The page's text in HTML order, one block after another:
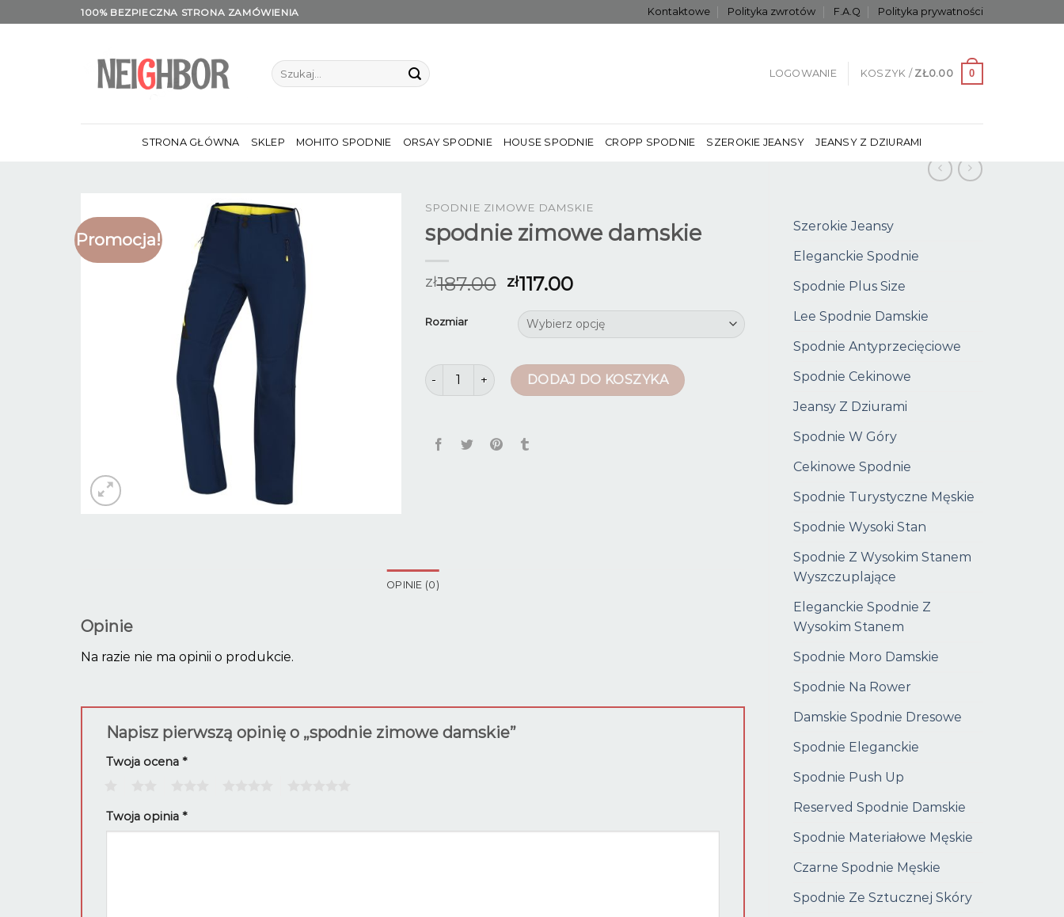
to
100% BEZPIECZNA STRONA ZAMÓWIENIA Kontaktowe Polityka zwrotów F.A.Q Polityka prywatności
Szukaj:
LOGOWANIE KOSZYK / ZŁ0.00 0
STRONA GŁÓWNA SKLEP MOHITO SPODNIE ORSAY SPODNIE HOUSE SPODNIE CROPP SPODNIE SZEROKIE JEANSY JEANSY Z DZIURAMI
Szerokie Jeansy
Eleganckie Spodnie
Spodnie Plus Size
Lee Spodnie Damskie
Spodnie Antyprzecięciowe
Spodnie Cekinowe
Jeansy Z Dziurami
Spodnie W Góry
Cekinowe Spodnie
Spodnie Turystyczne Męskie
Spodnie Wysoki Stan
Spodnie Z Wysokim Stanem
Wyszczuplające
Eleganckie Spodnie Z
Wysokim Stanem
Spodnie Moro Damskie
Spodnie Na Rower
Damskie Spodnie Dresowe
Spodnie Eleganckie
Spodnie Push Up
Reserved Spodnie Damskie
Spodnie Materiałowe Męskie
Czarne Spodnie Męskie
Spodnie Ze Sztucznej Skóry
Promocja!
SPODNIE ZIMOWE DAMSKIE
spodnie zimowe damskie
zł187.00 zł117.00
Rozmiar
ilość spodnie zimowe damskieDODAJ DO KOSZYKA
OPINIE (0)
Opinie
Na razie nie ma opinii o produkcie.
Napisz pierwszą opinię o „spodnie zimowe damskie”
Twoja ocena *
Twoja opinia *